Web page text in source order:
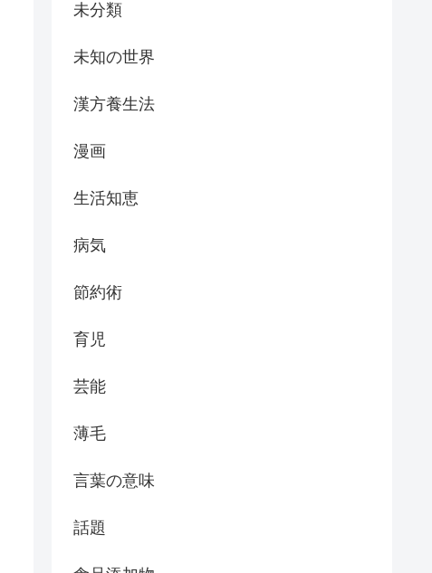
未分類
未知の世界
漢方養生法
漫画
生活知恵
病気
節約術
育児
芸能
薄毛
言葉の意味
話題